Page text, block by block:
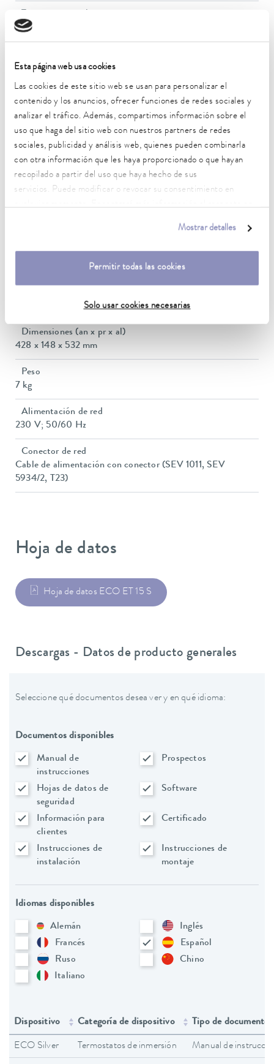
Esta página web usa cookies
Las cookies de este sitio web se usan para personalizar el
contenido y los anuncios, ofrecer funciones de redes sociales y
analizar el tráfico. Además, compartimos información sobre el
uso que haga del sitio web con nuestros partners de redes
sociales, publicidad y análisis web, quienes pueden combinarla
con otra información que les haya proporcionado o que hayan
recopilado a partir del uso que haya hecho de sus
servicios. Puede modificar o revocar su consentimiento en
Mostrar detalles
Permitir todas las cookies
Solo usar cookies necesarias
5 ... 40 °C
0.01 ± K
Consumo eléctrico máx.
2.1 kW
Consumo de corriente
10 A
Energía de elevación máx. de la bomba (presión)
Dimensiones (an x pr x al)
428 x 148 x 532 mm
Peso
7 kg
Alimentación de red
230 V; 50/60 Hz
Conector de red
Cable de alimentación con conector (SEV 1011, SEV
5934/2, T23)
Hoja de datos
Hoja de datos ECO ET 15 S
Descargas - Datos de producto generales
Seleccione qué documentos desea ver y en qué idioma:
Documentos disponibles
Manual de
instrucciones
Prospectos
Hojas de datos de
seguridad
Software
Información para
clientes
Certificado
Instrucciones de
instalación
Instrucciones de
montaje
Idiomas disponibles
Alemán
Inglés
Francés
Español
Ruso
Chino
Italiano
Dispositivo Categoría de dispositivo Tipo de documento
ECO Silver Termostatos de inmersión Manual de